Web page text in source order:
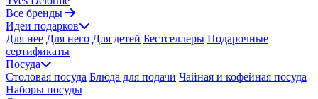
Все бренды
Идеи подарков
Для нее Для него Для детей Бестселлеры Подарочные
сертификаты
Посуда
Столовая посуда Блюда для подачи Чайная и кофейная посуда
Наборы посуды